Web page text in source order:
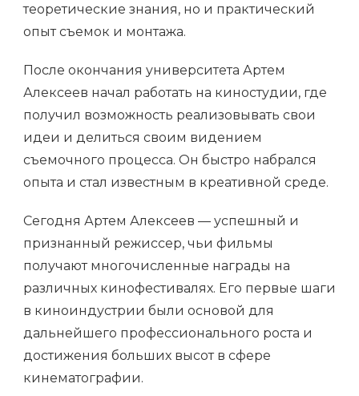
теоретические знания, но и практический
опыт съемок и монтажа.
После окончания университета Артем
Алексеев начал работать на киностудии, где
получил возможность реализовывать свои
идеи и делиться своим видением
съемочного процесса. Он быстро набрался
опыта и стал известным в креативной среде.
Сегодня Артем Алексеев — успешный и
признанный режиссер, чьи фильмы
получают многочисленные награды на
различных кинофестивалях. Его первые шаги
в киноиндустрии были основой для
дальнейшего профессионального роста и
достижения больших высот в сфере
кинематографии.